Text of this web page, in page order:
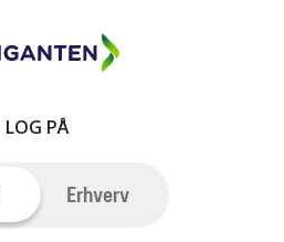
LOG PÅ
Erhverv